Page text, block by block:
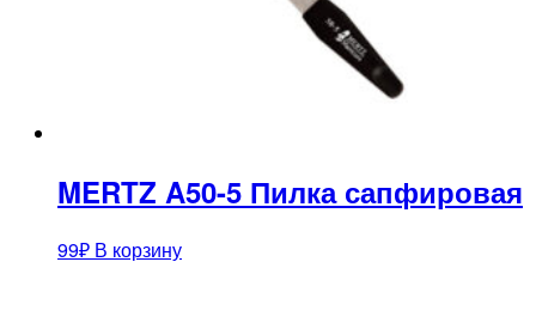
MERTZ A50-5 Пилка сапфировая
99₽ В корзину